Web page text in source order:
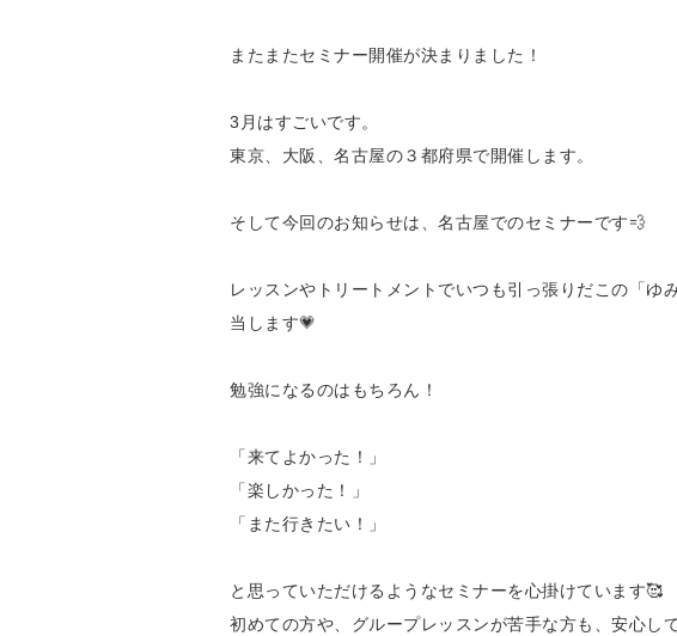
またまたセミナー開催が決まりました！
3月はすごいです。
東京、大阪、名古屋の３都府県で開催します。
そして今回のお知らせは、名古屋でのセミナーです💨
レッスンやトリートメントでいつも引っ張りだこの「ゆ
当します💗
勉強になるのはもちろん！
「来てよかった！」
「楽しかった！」
「また行きたい！」
と思っていただけるようなセミナーを心掛けています🥰
初めての方や、グループレッスンが苦手な方も、安心し